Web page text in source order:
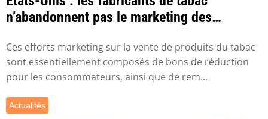
n’abandonnent pas le marketing des
Ces efforts marketing sur la vente de produits du tabac
sont essentiellement composés de bons de réduction
pour les consommateurs, ainsi que de rem...
Actualités